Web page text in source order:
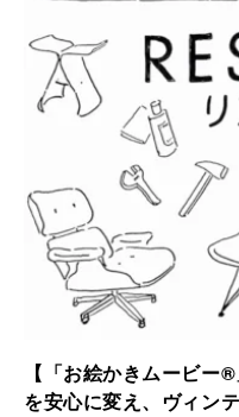
【「お絵かきムービー
を安心に変え、ヴィン